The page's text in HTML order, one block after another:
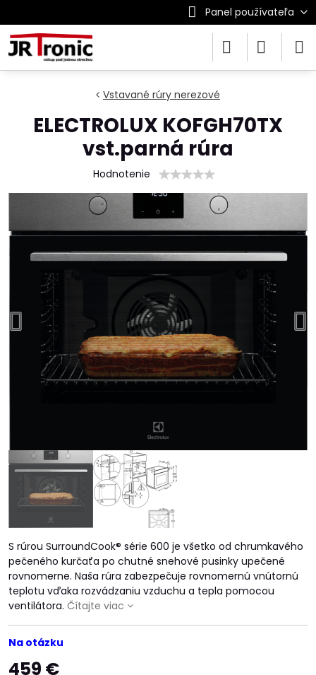
Panel používateľa
Vstavané rúry nerezové
ELECTROLUX KOFGH70TX
vst.parná rúra
Hodnotenie
S rúrou SurroundCook® série 600 je všetko od chrumkavého
pečeného kurčaťa po chutné snehové pusinky upečené
rovnomerne. Naša rúra zabezpečuje rovnomernú vnútornú
teplotu vďaka rozvádzaniu vzduchu a tepla pomocou
ventilátora. Čítajte viac
Na otázku
459 €